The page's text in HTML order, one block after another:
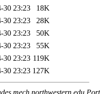
30 23:23
18K
30 23:23
28K
30 23:23
50K
30 23:23
55K
30 23:23 119K
30 23:23 127K